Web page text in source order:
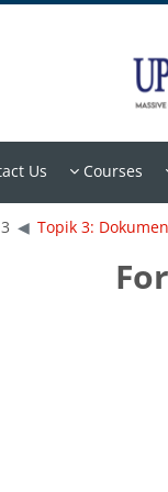
Courses
Us
Topik 3: